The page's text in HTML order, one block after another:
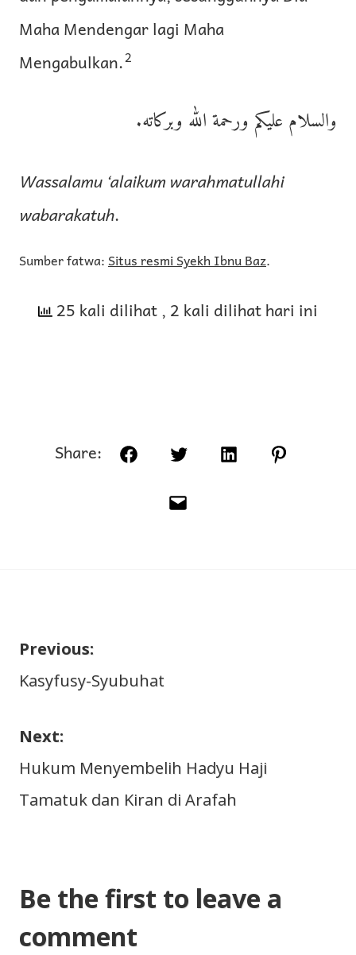
Maha Mendengar lagi Maha
Mengabulkan.2
والسلام عليكم ورحمة الله وبركاته.
Wassalamu ‘alaikum warahmatullahi
wabarakatuh.
Sumber fatwa:Situs resmi Syekh Ibnu Baz.
25 kali dilihat, 2 kali dilihat hari ini
Share: FacebookTwitterLinkedInPinterest
Email
Navigasi
pos
Previous:
Kasyfusy-Syubuhat
Next:
Hukum Menyembelih Hadyu Haji
Tamatuk dan Kiran di Arafah
Be the first to leave a
comment